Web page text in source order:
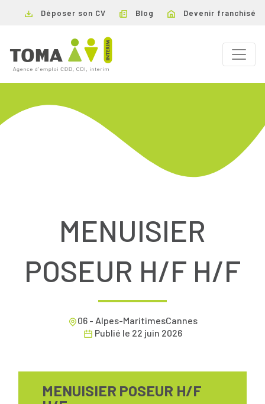
Déposer son CV Blog Devenir franchisé
MENUISIER
POSEUR H/F H/F
06 - Alpes-MaritimesCannes
Publié le 22 juin 2026
MENUISIER POSEUR H/F